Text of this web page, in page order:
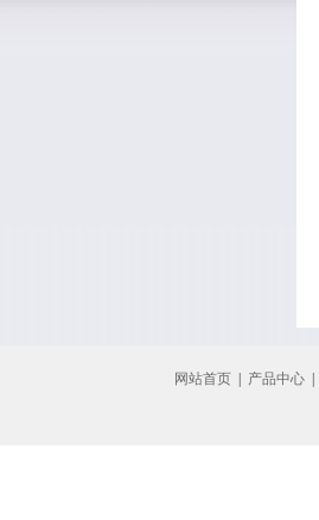
网站首页 产品中心